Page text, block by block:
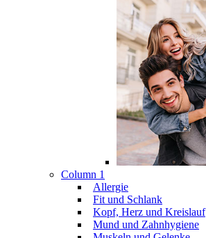
Column 1
Allergie
Fit und Schlank
Kopf, Herz und Kreislauf
Mund und Zahnhygiene